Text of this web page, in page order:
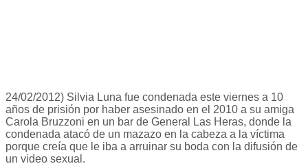
24/02/2012) Silvia Luna fue condenada este viernes a 10
años de prisión por haber asesinado en el 2010 a su amiga
Carola Bruzzoni en un bar de General Las Heras, donde la
condenada atacó de un mazazo en la cabeza a la víctima
porque creía que le iba a arruinar su boda con la difusión de
un video sexual.